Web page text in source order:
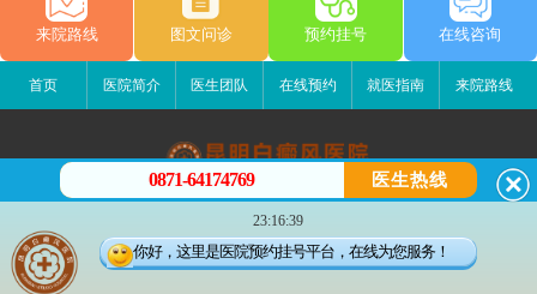
来院路线 图文问诊 预约挂号 在线咨询
首页 医院简介 医生团队 在线预约 就医指南 来院路线
昆明白癜风医院
昆明市五华区护国路2号
版权所有：昆明白癜风医院
0871-64174769 医生热线
23:16:39
你好，这里是医院预约挂号平台，在线为您服务！